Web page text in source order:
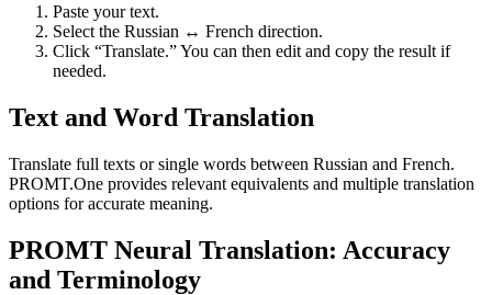
Paste your text.
Select the Russian ↔ French direction.
Click “Translate.” You can then edit and copy the result if
needed.
Text and Word Translation
Translate full texts or single words between Russian and French.
PROMT.One provides relevant equivalents and multiple translation
options for accurate meaning.
PROMT Neural Translation: Accuracy
and Terminology